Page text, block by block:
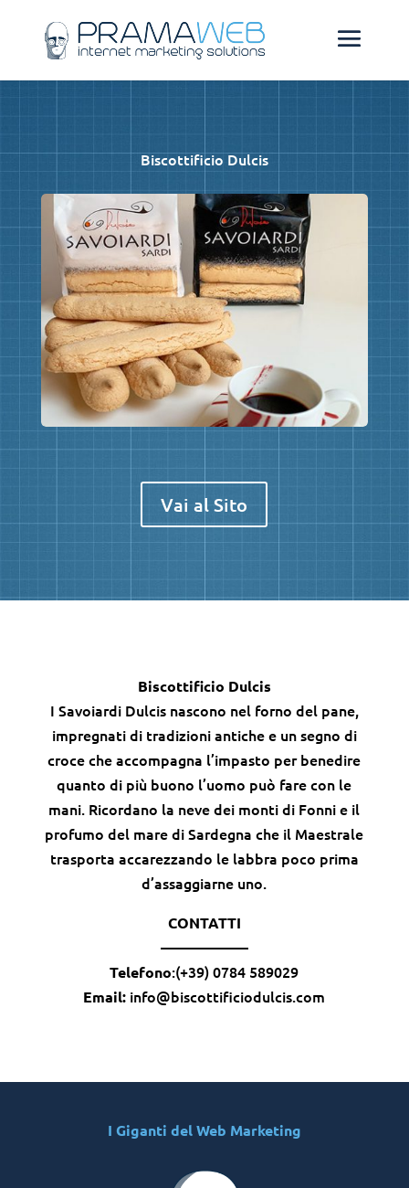
Biscottificio Dulcis
Vai al Sito
Biscottificio Dulcis
I Savoiardi Dulcis nascono nel forno del pane,
impregnati di tradizioni antiche e un segno di
croce che accompagna l’impasto per benedire
quanto di più buono l’uomo può fare con le
mani. Ricordano la neve dei monti di Fonni e il
profumo del mare di Sardegna che il Maestrale
trasporta accarezzando le labbra poco prima
d’assaggiarne uno.
CONTATTI
——————
Telefono:(+39) 0784 589029
Email: info@biscottificiodulcis.com
I Giganti del Web Marketing